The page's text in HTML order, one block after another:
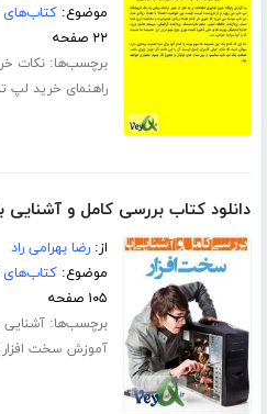
موضوع:کتاب‌های
۲۲ صفحه
برچسب‌ها:نکات
راهنمای خرید لپ
دانلود کتاب بررسی کامل و آشنایی
از:رضا بهرامی راد
موضوع:کتاب‌های
۱۰۵ صفحه
برچسب‌ها:آشنایی
آموزش سخت افزار